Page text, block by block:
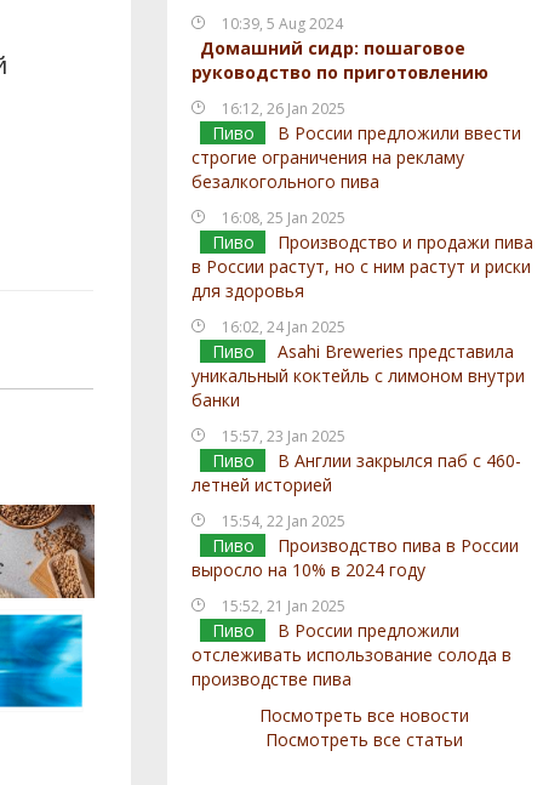
10:39, 5 Aug 2024
Домашний сидр: пошаговое
руководство по приготовлению
16:12, 26 Jan 2025
Пиво
В России предложили ввести
строгие ограничения на рекламу
безалкогольного пива
16:08, 25 Jan 2025
Пиво
Производство и продажи пива
в России растут, но с ним растут и риски
для здоровья
16:02, 24 Jan 2025
Пиво
Asahi Breweries представила
уникальный коктейль с лимоном внутри
банки
15:57, 23 Jan 2025
Пиво
В Англии закрылся паб с 460-
летней историей
15:54, 22 Jan 2025
Пиво
Производство пива в России
выросло на 10% в 2024 году
15:52, 21 Jan 2025
Пиво
В России предложили
отслеживать использование солода в
производстве пива
Посмотреть все новости
Посмотреть все статьи